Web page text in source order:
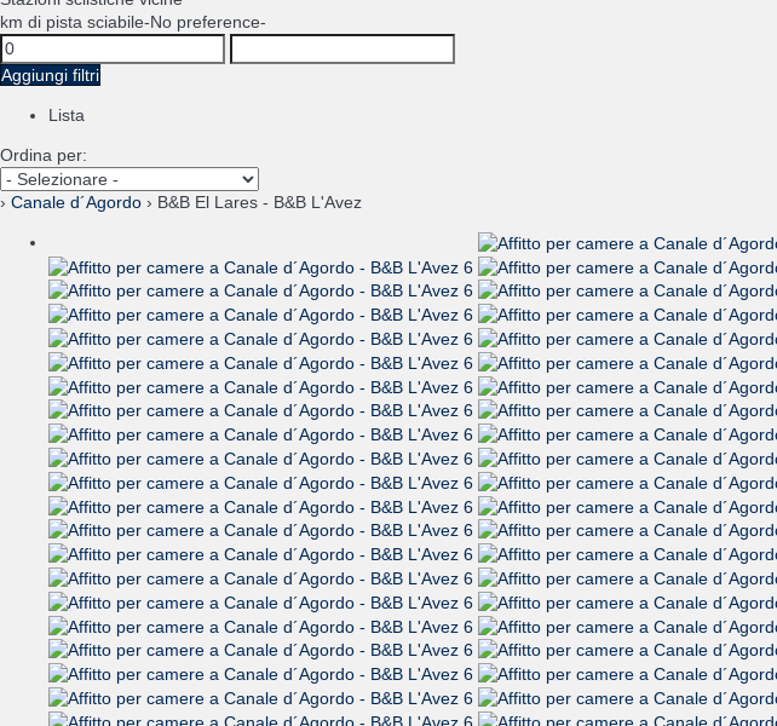
km di pista sciabile-No preference-
Aggiungi filtri
Lista
Ordina per:
› Canale d´Agordo › B&B El Lares - B&B L'Avez